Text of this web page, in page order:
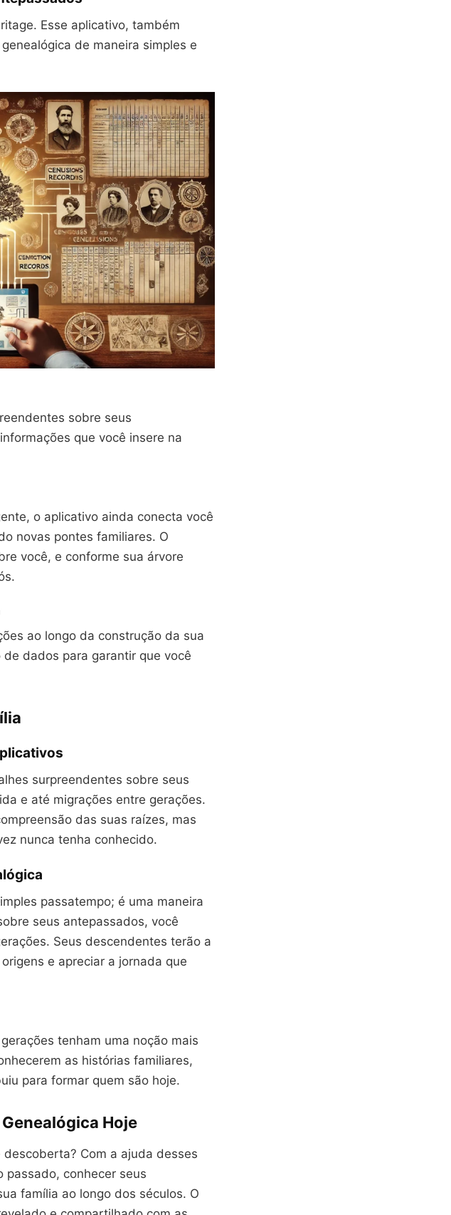
Esse aplicativo, também
de maneira simples e
sobre seus
que você insere na
o aplicativo ainda conecta você
novas pontes familiares. O
você, e conforme sua árvore
ao longo da construção da sua
dados para garantir que você
surpreendentes sobre seus
e até migrações entre gerações.
das suas raízes, mas
nunca tenha conhecido.
passatempo; é uma maneira
seus antepassados, você
Seus descendentes terão a
e apreciar a jornada que
tenham uma noção mais
as histórias familiares,
para formar quem são hoje.
Hoje
Com a ajuda desses
passado, conhecer seus
família ao longo dos séculos. O